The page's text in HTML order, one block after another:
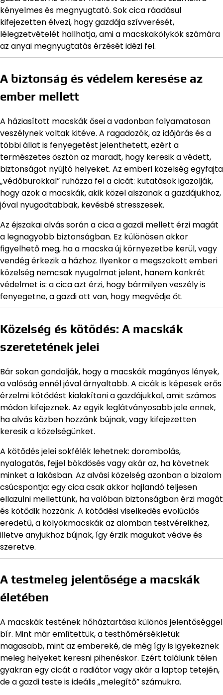
kényelmes és megnyugtató. Sok cica ráadásul
kifejezetten élvezi, hogy gazdája szívverését,
lélegzetvételét hallhatja, ami a macskakölykök számára
az anyai megnyugtatás érzését idézi fel.
A biztonság és védelem keresése az
ember mellett
A háziasított macskák ősei a vadonban folyamatosan
veszélynek voltak kitéve. A ragadozók, az időjárás és a
többi állat is fenyegetést jelenthetett, ezért a
természetes ösztön az maradt, hogy keresik a védett,
biztonságot nyújtó helyeket. Az emberi közelség egyfajta
„védőburokkal” ruházza fel a cicát: kutatások igazolják,
hogy azok a macskák, akik közel alszanak a gazdájukhoz,
jóval nyugodtabbak, kevésbé stresszesek.
Az éjszakai alvás során a cica a gazdi mellett érzi magát
a legnagyobb biztonságban. Ez különösen akkor
figyelhető meg, ha a macska új környezetbe kerül, vagy
vendég érkezik a házhoz. Ilyenkor a megszokott emberi
közelség nemcsak nyugalmat jelent, hanem konkrét
védelmet is: a cica azt érzi, hogy bármilyen veszély is
fenyegetne, a gazdi ott van, hogy megvédje őt.
Közelség és kötődés: A macskák
szeretetének jelei
Bár sokan gondolják, hogy a macskák magányos lények,
a valóság ennél jóval árnyaltabb. A cicák is képesek erős
érzelmi kötődést kialakítani a gazdájukkal, amit számos
módon kifejeznek. Az egyik leglátványosabb jele ennek,
ha alvás közben hozzánk bújnak, vagy kifejezetten
keresik a közelségünket.
A kötődés jelei sokfélék lehetnek: dorombolás,
nyalogatás, fejjel bökdösés vagy akár az, ha követnek
minket a lakásban. Az alvási közelség azonban a bizalom
csúcspontja: egy cica csak akkor hajlandó teljesen
ellazulni mellettünk, ha valóban biztonságban érzi magát
és kötődik hozzánk. A kötődési viselkedés evolúciós
eredetű, a kölyökmacskák az alomban testvéreikhez,
illetve anyjukhoz bújnak, így érzik magukat védve és
szeretve.
A testmeleg jelentősége a macskák
életében
A macskák testének hőháztartása különös jelentőséggel
bír. Mint már említettük, a testhőmérsékletük
magasabb, mint az embereké, de még így is igyekeznek
meleg helyeket keresni pihenéskor. Ezért találunk télen
gyakran egy cicát a radiátor vagy akár a laptop tetején,
de a gazdi teste is ideális „melegítő” számukra.